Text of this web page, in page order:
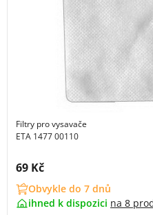
Filtry pro vysavače
ETA 1477 00110
Cena s DPH:
69 Kč
Obvykle do 7 dnů
ihned k dispozici na 8